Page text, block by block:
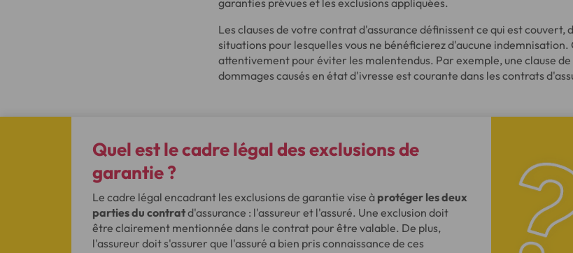
garanties prévues et les exclusions appliquées.
Les clauses de votre contrat d'assurance définissent ce qui est couvert,
situations pour lesquelles vous ne bénéficierez d'aucune indemnisation.
attentivement pour éviter les malentendus. Par exemple, une clause
dommages causés en état d'ivresse est courante dans les contrats
Quel est le cadre légal des exclusions de
garantie ?
Le cadre légal encadrant les exclusions de garantie vise à protéger les deux
parties du contratd'assurance : l'assureur et l'assuré. Une exclusion doit
être clairement mentionnée dans le contrat pour être valable. De plus,
l'assureur doit s'assurer que l'assuré a bien pris connaissance de ces